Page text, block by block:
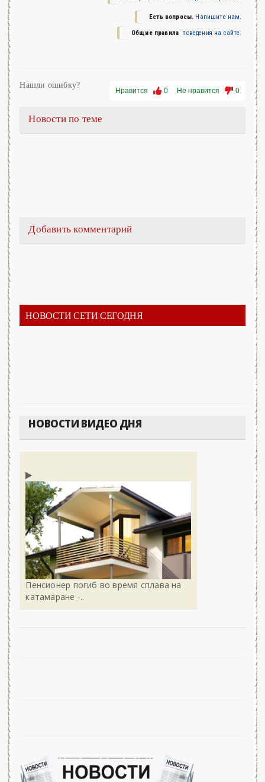
Есть вопросы. Напишите нам.
Общие правила поведения на сайте.
Нравится 0 Не нравится 0
Нашли ошибку?
Новости по теме
Добавить комментарий
НОВОСТИ СЕТИ СЕГОДНЯ
НОВОСТИ ВИДЕО ДНЯ
Пенсионер погиб во время сплава на
катамаране -..